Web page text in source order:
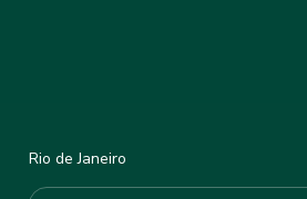
Rio de Janeiro